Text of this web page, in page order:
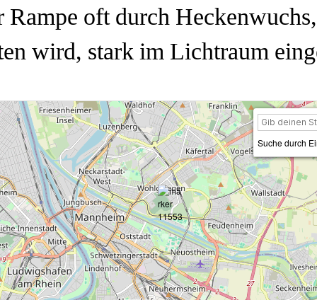
Rampe oft durch
wird, stark im Lichtraum
Suche durch